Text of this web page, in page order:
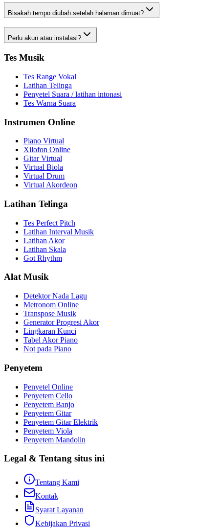
Bisakah tempo diubah setelah halaman dimuat?
Perlu akun atau instalasi?
Tes Musik
Tes Range Vokal
Latihan Telinga
Penyetel Suara / latihan intonasi
Tes Warna Suara
Instrumen Online
Piano Virtual
Xilofon Online
Gitar Virtual
Virtual Biola
Virtual Drum
Virtual Akordeon
Latihan Telinga
Tes Perfect Pitch
Latihan Interval Musik
Latihan Akor
Latihan Skala
Got Rhythm
Alat Musik
Detektor Nada Lagu
Metronom Online
Transpose Musik
Generator Progresi Akor
Lingkaran Kunci
Tabel Akor Piano
Not pada Piano
Penyetem
Penyetel Online
Penyetem Cello
Penyetem Banjo
Penyetem Gitar
Penyetem Gitar Elektrik
Penyetem Viola
Penyetem Mandolin
Legal & Tentang situs ini
Tentang Kami
Kontak
Syarat Layanan
Kebijakan Privasi